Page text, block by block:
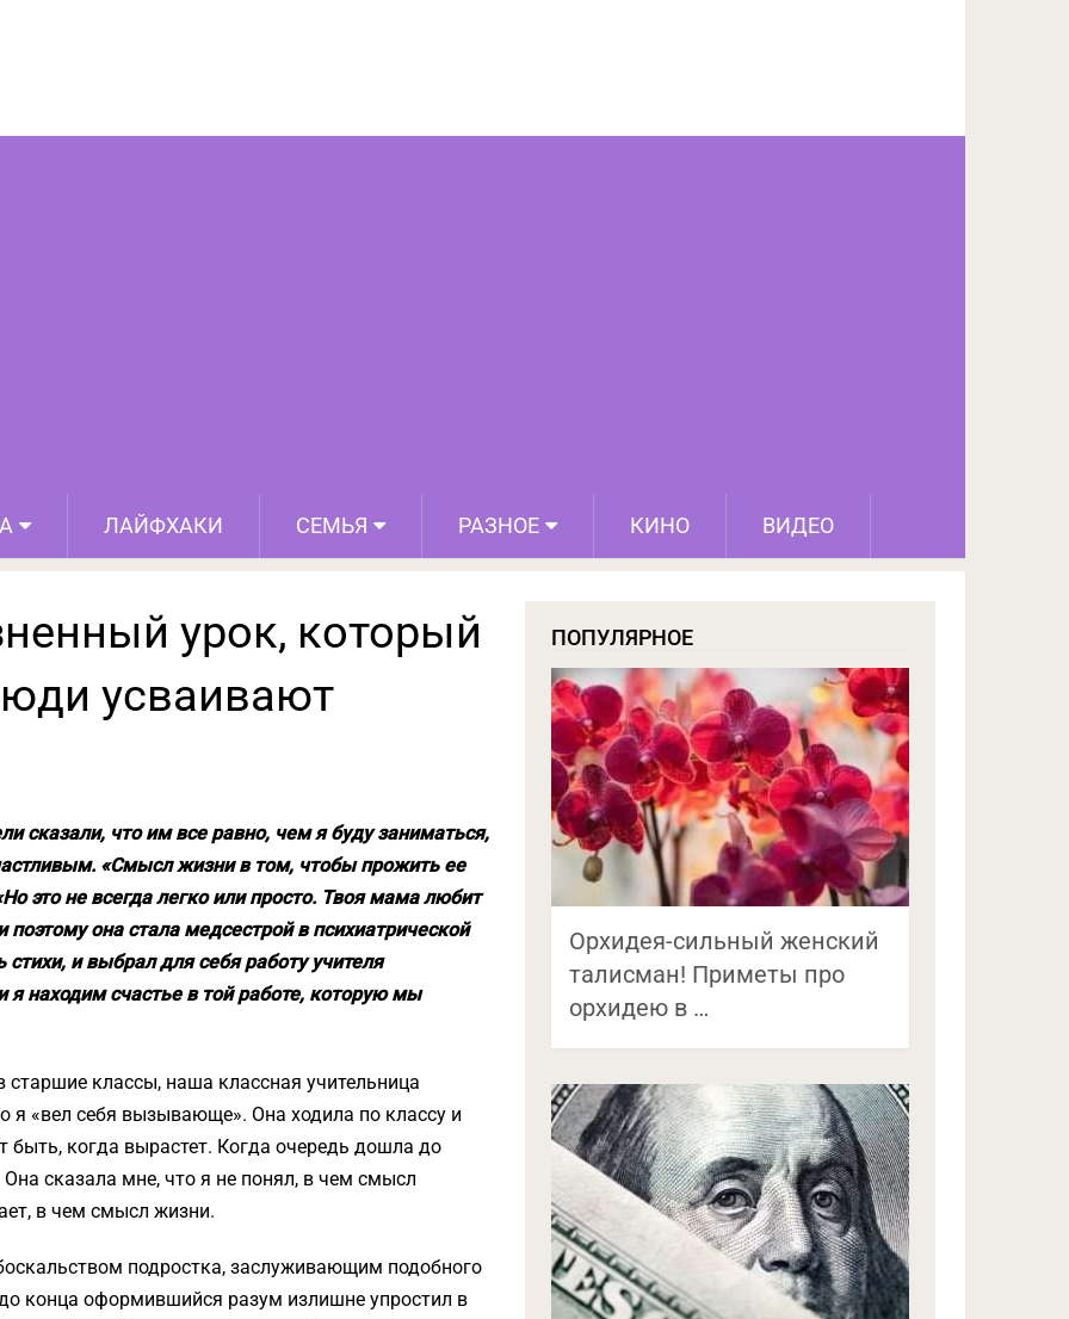
ЛАЙФХАКИ СЕМЬЯ РАЗНОЕ КИНО ВИДЕО
урок, который
усваивают
сказали, что им все равно, чем я буду заниматься,
«Смысл жизни в том, чтобы прожить ее
это не всегда легко или просто. Твоя мама любит
она стала медсестрой в психиатрической
и выбрал для себя работу учителя
я находим счастье в той работе, которую мы
старшие классы, наша классная учительница
я «вел себя вызывающе». Она ходила по классу и
быть, когда вырастет. Когда очередь дошла до
сказала мне, что я не понял, в чем смысл
в чем смысл жизни.
подростка, заслуживающим подобного
конца оформившийся разум излишне упростил в
ПОПУЛЯРНОЕ
Орхидея-сильный женский
талисман! Приметы про
орхидею в …